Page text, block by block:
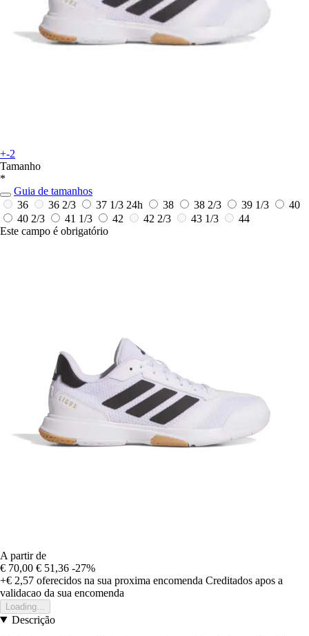
+-2
Tamanho
*
Guia de tamanhos
36
36 2/3 37 1/3 24h 38 38 2/3 39 1/3
40
40 2/3
41 1/3 42 42 2/3 43 1/3
44
Este campo é obrigatório
A partir de
€ 70,00 € 51,36 -27%
+€ 2,57 oferecidos na sua proxima encomenda Creditados apos a
validacao da sua encomenda
Loading...
Descrição